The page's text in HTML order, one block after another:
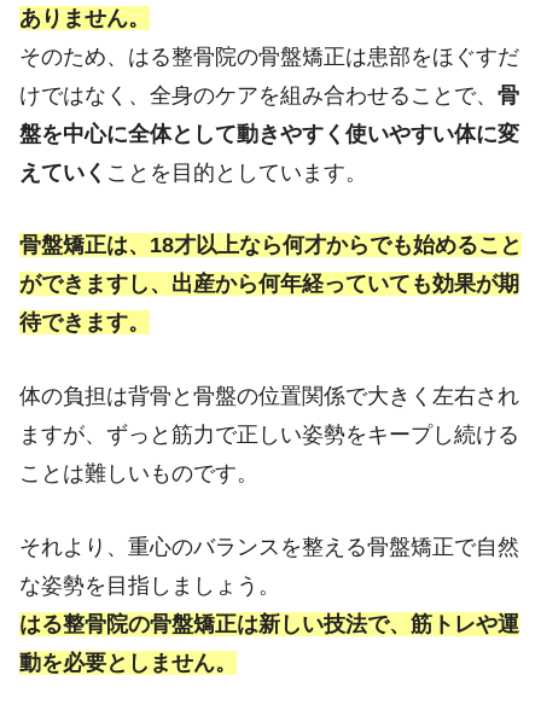
ありません。
そのため、はる整骨院の骨盤矯正は患部をほぐすだ
けではなく、全身のケアを組み合わせることで、 骨
盤を中心に全体として動きやすく使いやすい体に変
えていく ことを目的としています。
骨盤矯正は、18才以上なら何才からでも始めること
ができますし、出産から何年経っていても効果が期
待できます。
体の負担は背骨と骨盤の位置関係で大きく左右され
ますが、ずっと筋力で正しい姿勢をキープし続ける
ことは難しいものです。
それより、重心のバランスを整える骨盤矯正で自然
な姿勢を目指しましょう。
はる整骨院の骨盤矯正は新しい技法で、筋トレや運
動を必要としません。